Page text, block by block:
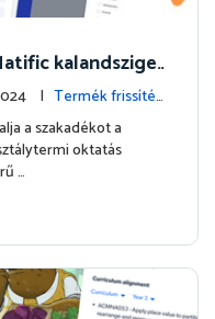
kalandszige
tanul
| Termék frissítés
a szakadékot a
oktatás
…